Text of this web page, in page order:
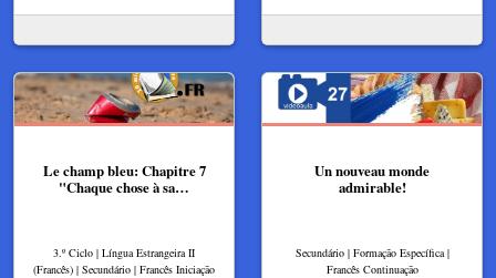
Le champ bleu: Chapitre 7
"Chaque chose à sa…
3.º Ciclo | Língua Estrangeira II
(Francês) | Secundário | Francês Iniciação
Un nouveau monde
admirable!
Secundário | Formação Específica |
Francês Continuação